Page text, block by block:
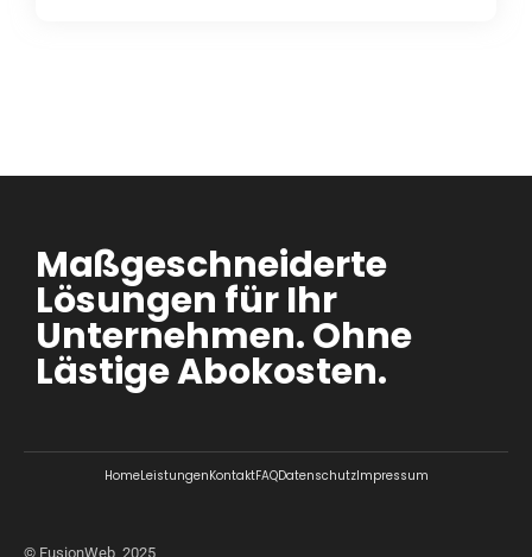
Maßgeschneiderte
Lösungen für Ihr
Unternehmen. Ohne
Lästige Abokosten.
HomeLeistungenKontaktFAQDatenschutzImpressum
© FusionWeb, 2025